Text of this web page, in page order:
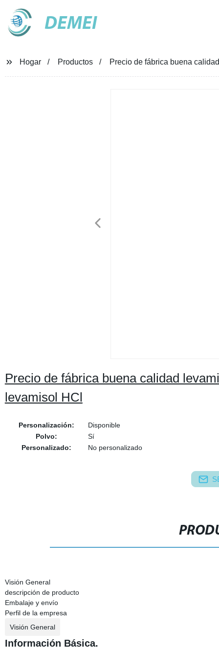
DEMEI
Hogar Productos Precio de fábrica buena
Precio de fábrica buena calidad
levamisol HCl
Personalización:
Disponible
Polvo:
Sí
Personalizado:
No personalizado
Visión General
descripción de producto
Embalaje y envío
Perfil de la empresa
Visión General
Información Básica.